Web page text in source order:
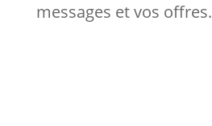
messages et vos offres.